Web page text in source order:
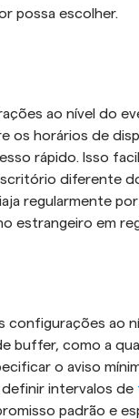
possa escolher.
ao nível do
os horários de
rápido. Isso
diferente
regularmente
estrangeiro em
configurações ao
buffer, como a
o aviso
intervalos de
padrão e